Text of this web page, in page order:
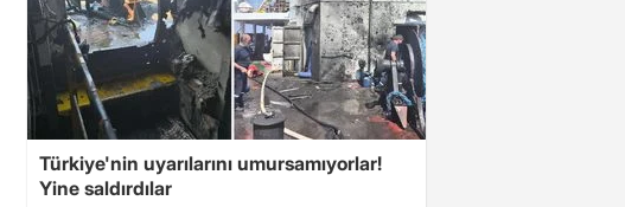
Türkiye'nin uyarılarını umursamıyorlar!
Yine saldırdılar